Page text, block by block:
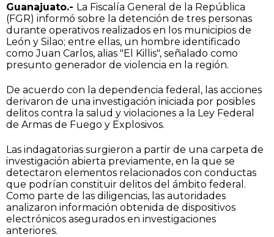
Guanajuato.- La Fiscalía General de la República
(FGR) informó sobre la detención de tres personas
durante operativos realizados en los municipios de
León y Silao; entre ellas, un hombre identificado
como Juan Carlos, alias "El Killis", señalado como
presunto generador de violencia en la región.
De acuerdo con la dependencia federal, las acciones
derivaron de una investigación iniciada por posibles
delitos contra la salud y violaciones a la Ley Federal
de Armas de Fuego y Explosivos.
Las indagatorias surgieron a partir de una carpeta de
investigación abierta previamente, en la que se
detectaron elementos relacionados con conductas
que podrían constituir delitos del ámbito federal.
Como parte de las diligencias, las autoridades
analizaron información obtenida de dispositivos
electrónicos asegurados en investigaciones
anteriores.